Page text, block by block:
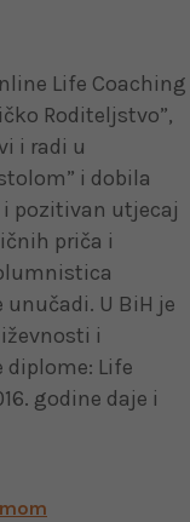
Life Coaching
Roditeljstvo”,
i radi u
i dobila
pozitivan utjecaj
priča i
U BiH je
i
Life
godine daje i